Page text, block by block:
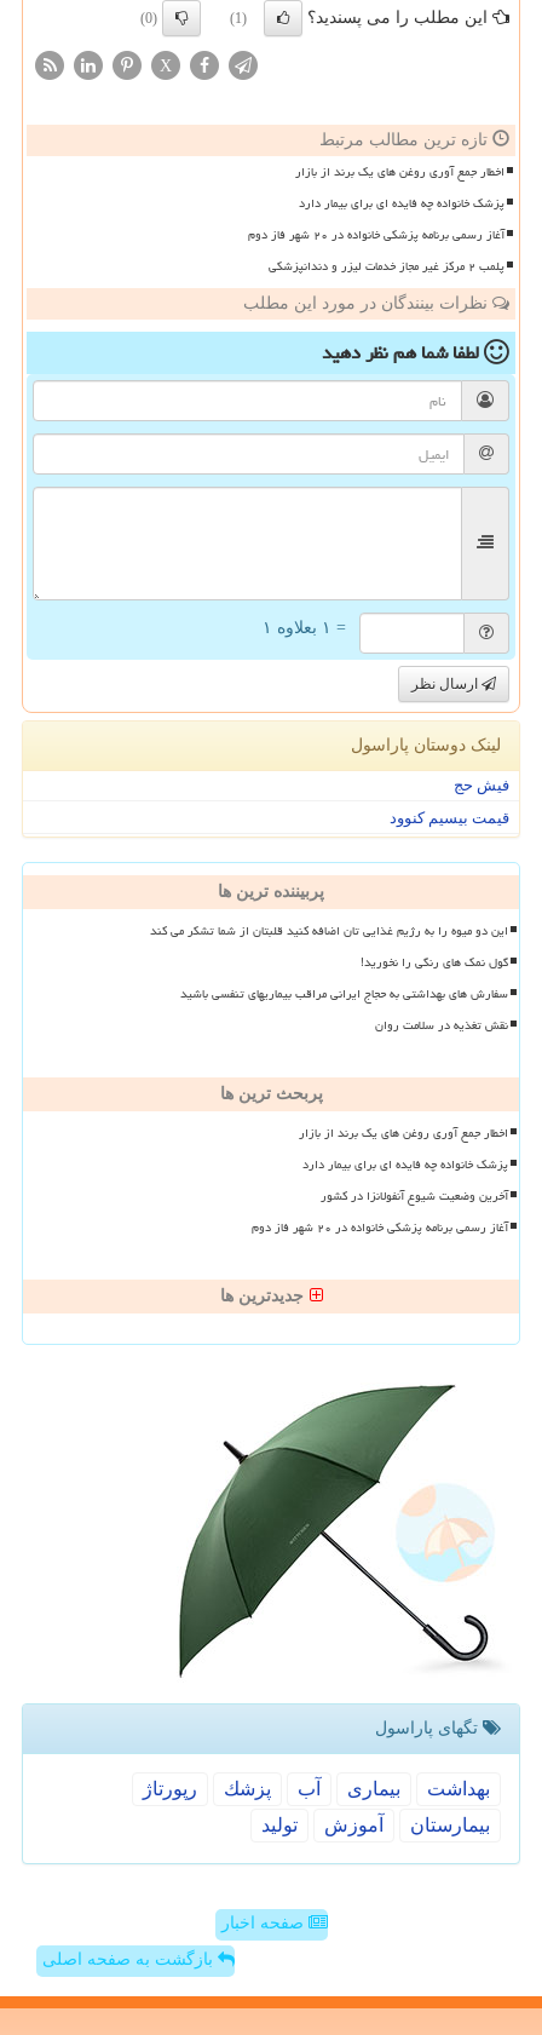
این مطلب را می پسندید؟ (1)
(0)
X
تازه ترین مطالب مرتبط
اخطار جمع آوری روغن های یک برند از بازار
پزشک خانواده چه فایده ای برای بیمار دارد
آغاز رسمی برنامه پزشکی خانواده در ۲۰ شهر فاز دوم
پلمب ۲ مرکز غیر مجاز خدمات لیزر و دندانپزشکی
نظرات بینندگان در مورد این مطلب
لطفا شما همنظر دهید
= ۱ بعلاوه ۱
ارسال نظر
لینک دوستان پاراسول
فیش حج
قیمت بیسیم کنوود
پربیننده ترین ها
این دو میوه را به رژیم غذایی تان اضافه کنید قلبتان از شما تشکر می کند
گول نمک های رنگی را نخورید!
سفارش های بهداشتی به حجاج ایرانی مراقب بیماریهای تنفسی باشید
نقش تغذیه در سلامت روان
پربحث ترین ها
اخطار جمع آوری روغن های یک برند از بازار
پزشک خانواده چه فایده ای برای بیمار دارد
آخرین وضعیت شیوع آنفولانزا در کشور
آغاز رسمی برنامه پزشکی خانواده در ۲۰ شهر فاز دوم
جدیدترین ها
تگهای پاراسول
بهداشت بیماری آب پزشك
رپورتاژ
بیمارستان
آموزش تولید
صفحه اخبار
بازگشت به صفحه اصلی